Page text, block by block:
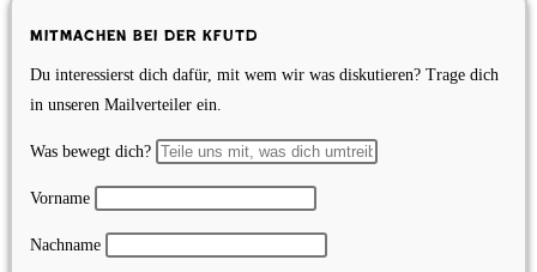
Mitmachen bei der KfUTD
Du interessierst dich dafür, mit wem wir was diskutieren? Trage dich
in unseren Mailverteiler ein.
Was bewegt dich?
Vorname
Nachname